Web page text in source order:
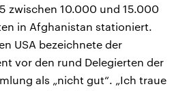
zwischen 10.000 und 15.000
in Afghanistan stationiert.
USA bezeichnete der
vor den rund Delegierten der
als „nicht gut“. „Ich traue